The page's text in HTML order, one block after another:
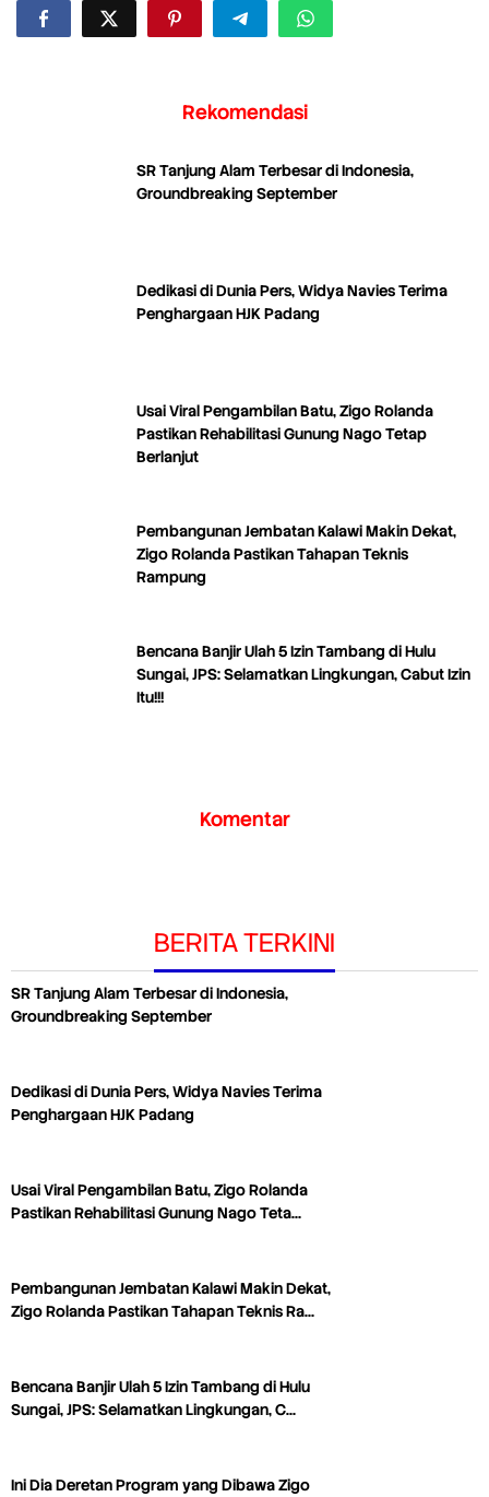
Rekomendasi
SR Tanjung Alam Terbesar di Indonesia,
Groundbreaking September
Dedikasi di Dunia Pers, Widya Navies Terima
Penghargaan HJK Padang
Usai Viral Pengambilan Batu, Zigo Rolanda
Pastikan Rehabilitasi Gunung Nago Tetap
Berlanjut
Pembangunan Jembatan Kalawi Makin Dekat,
Zigo Rolanda Pastikan Tahapan Teknis
Rampung
Bencana Banjir Ulah 5 Izin Tambang di Hulu
Sungai, JPS: Selamatkan Lingkungan, Cabut Izin
Itu!!!
Komentar
BERITA TERKINI
SR Tanjung Alam Terbesar di Indonesia,
Groundbreaking September
Dedikasi di Dunia Pers, Widya Navies Terima
Penghargaan HJK Padang
Usai Viral Pengambilan Batu, Zigo Rolanda
Pastikan Rehabilitasi Gunung Nago Teta…
Pembangunan Jembatan Kalawi Makin Dekat,
Zigo Rolanda Pastikan Tahapan Teknis Ra…
Bencana Banjir Ulah 5 Izin Tambang di Hulu
Sungai, JPS: Selamatkan Lingkungan, C…
Ini Dia Deretan Program yang Dibawa Zigo